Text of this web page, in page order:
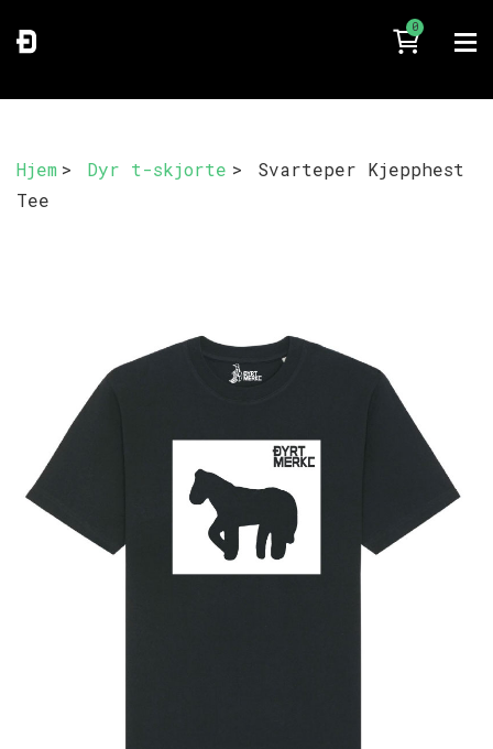
0
Hjem > Dyr t-skjorte >
Svarteper Kjepphest
Tee